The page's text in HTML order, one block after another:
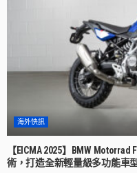
海外快訊
【EICMA 2025】BMW
術，打造全新輕量級多功能車